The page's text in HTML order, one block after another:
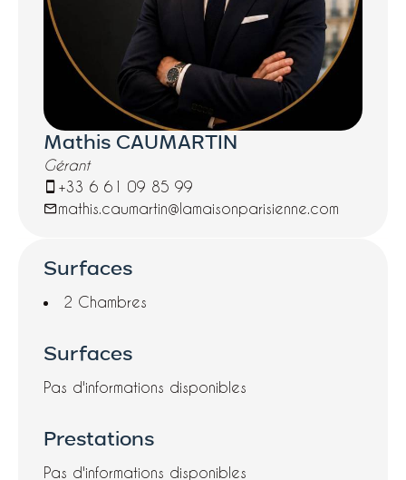
Mathis CAUMARTIN
Gérant
+33 6 61 09 85 99
mathis.caumartin@lamaisonparisienne.com
Surfaces
2 Chambres
Surfaces
Pas d'informations disponibles
Prestations
Pas d'informations disponibles